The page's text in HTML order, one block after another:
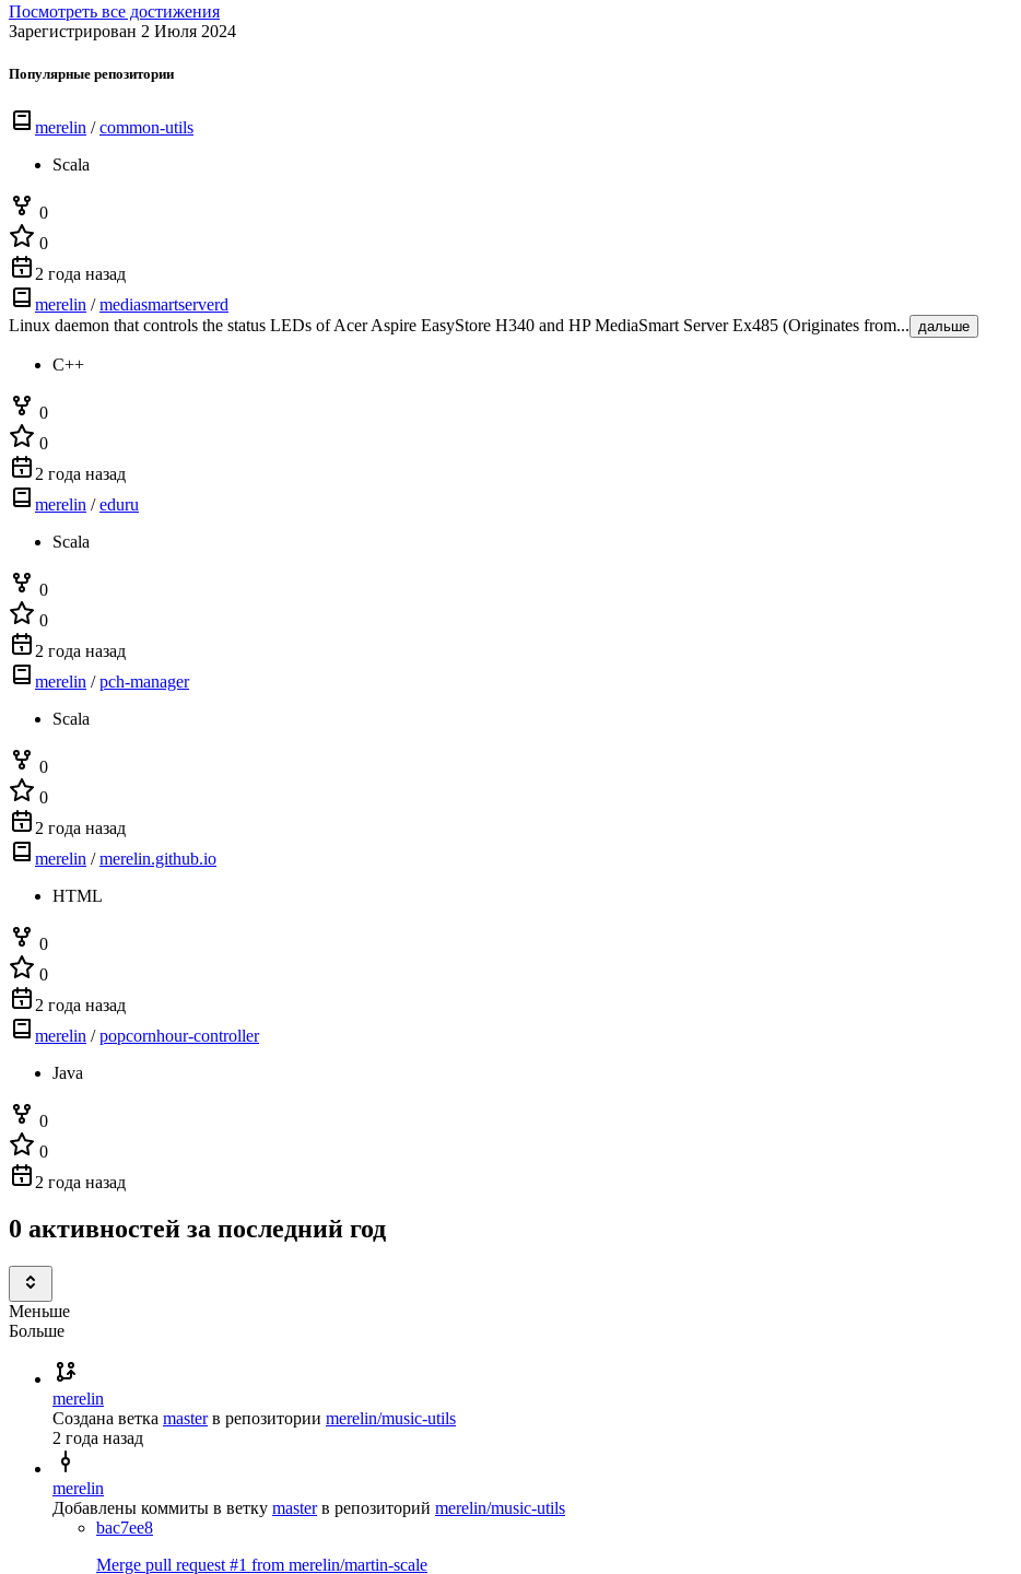
Посмотреть все достижения
Зарегистрирован 2 Июля 2024
Популярные репозитории
merelin /common-utils
Scala
0
0
2 года назад
merelin /mediasmartserverd
Linux daemon that controls the status LEDs of Acer Aspire EasyStore H340 and HP MediaSmart Server Ex485 (Originates from... дальше
C++
0
0
2 года назад
merelin /eduru
Scala
0
0
2 года назад
merelin /pch-manager
Scala
0
0
2 года назад
merelin /merelin.github.io
HTML
0
0
2 года назад
merelin /popcornhour-controller
Java
0
0
2 года назад
0 активностей за последний год
Меньше
Больше
merelin
Создана ветка master в репозитории merelin/music-utils
2 года назад
merelin
Добавлены коммиты в ветку master в репозиторий merelin/music-utils
bac7ee8
Merge pull request #1 from merelin/martin-scale